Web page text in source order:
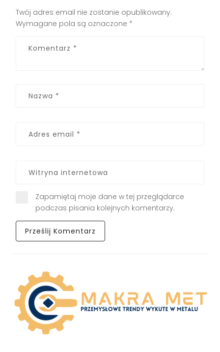
Twój adres email nie zostanie opublikowany.
Wymagane pola są oznaczone *
Zapamiętaj moje dane w tej przeglądarce
podczas pisania kolejnych komentarzy.